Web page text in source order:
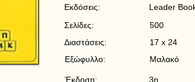
Leader
500
17 x 24
Μαλακό
3η
Εκδόσεις:
Σελίδες:
Διαστάσεις:
Εξώφυλλο:
Έκδοση: